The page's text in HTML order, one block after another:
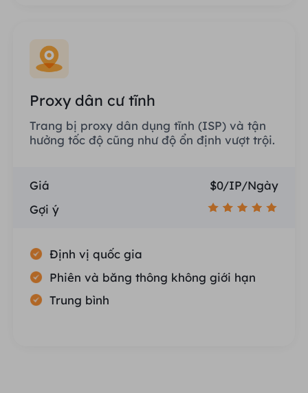
Proxy dân cư tĩnh
Trang bị proxy dân dụng tĩnh (ISP) và tận
hưởng tốc độ cũng như độ ổn định vượt trội.
Giá
$0/IP/Ngày
Gợi ý
Định vị quốc gia
Phiên và băng thông không giới hạn
Trung bình